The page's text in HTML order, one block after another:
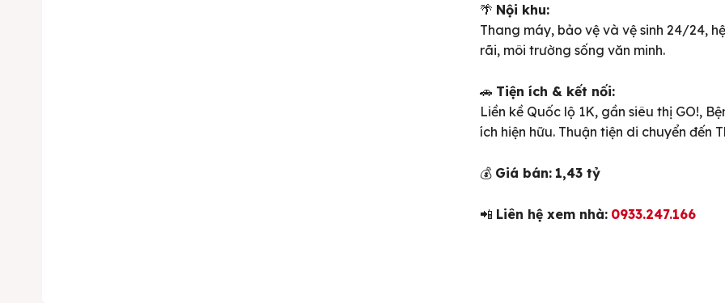
Phiên bản cập nhật V3
& tìm kiếm nhanh chóng hơn
🌴 Nội khu:
Thang máy, bảo vệ và vệ sinh 24/24,
rãi, môi trường sống văn minh.
🚗 Tiện ích & kết nối:
Liền kề Quốc lộ 1K, gần siêu thị GO!,
ích hiện hữu. Thuận tiện di chuyển đến
💰 Giá bán: 1,43 tỷ
📲 Liên hệ xem nhà: 0933.247.166